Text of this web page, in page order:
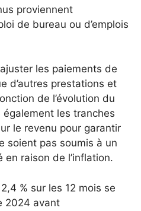
proviennent
de bureau ou d’emplois
les paiements de
d’autres prestations et
de l’évolution du
les tranches
le revenu pour garantir
soient pas soumis à un
raison de l’inflation.
% sur les 12 mois se
2024 avant